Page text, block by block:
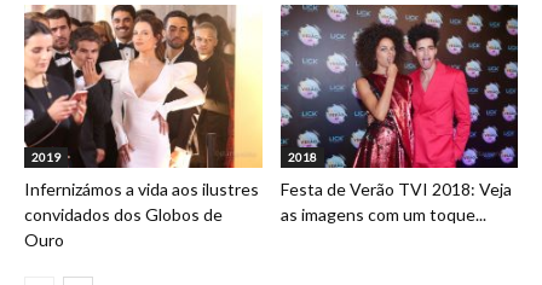
2019
Infernizámos a vida aos ilustres
convidados dos Globos de
Ouro
2018
Festa de Verão TVI 2018: Veja
as imagens com um toque...